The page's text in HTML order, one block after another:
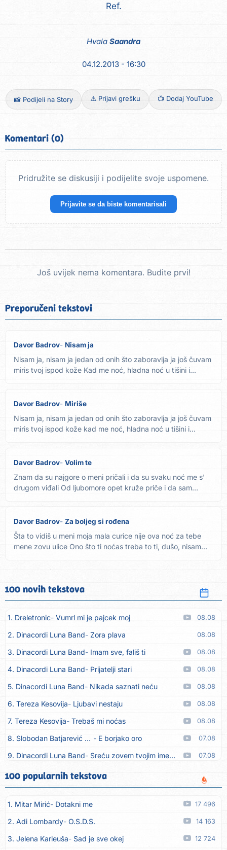
Ref.
Hvala Saandra
04.12.2013 - 16:30
📸 Podijeli na Story ⚠️ Prijavi grešku 📺 Dodaj YouTube
Komentari (0)
Pridružite se diskusiji i podijelite svoje uspomene.
Prijavite se da biste komentarisali
Još uvijek nema komentara. Budite prvi!
Preporučeni tekstovi
Davor Badrov Nisam ja
Nisam ja, nisam ja jedan od onih što zaboravlja ja još čuvam
miris tvoj ispod kože Kad me noć, hladna noć u tišini i...
Davor Badrov Miriše
Nisam ja, nisam ja jedan od onih što zaboravlja ja još čuvam
miris tvoj ispod kože kad me noć, hladna noć u tišini i...
Davor Badrov Volim te
Znam da su najgore o meni pričali i da su svaku noć me s'
drugom viđali Od ljubomore opet kruže priče i da sam
Davor Badrov Za boljeg si rođena
Šta to vidiš u meni moja mala curice nije ova noć za tebe
mene zovu ulice Ono što ti noćas treba to ti, dušo, nisam
100 novih tekstova
1. Dreletronic Vumrl mi je pajcek moj 08.08
2. Dinacordi Luna Band Zora plava 08.08
3. Dinacordi Luna Band Imam sve, fališ ti 08.08
4. Dinacordi Luna Band Prijatelji stari 08.08
5. Dinacordi Luna Band Nikada saznati neću 08.08
6. Tereza Kesovija Ljubavi nestaju 08.08
7. Tereza Kesovija Trebaš mi noćas 08.08
8. Slobodan Batjarević Čobe E borjako oro 07.08
9. Dinacordi Luna Band Sreću zovem tvojim imenom (feat. Kristina Smetko) 07.08
10. Dinacordi Luna Band Tamburaši (feat. Kristina Smetko)
11. Dinacordi Luna Band Tvoja šutnja (feat. Kristina Smetko) 07.08
12. Tamara Brusić Neću kuhat´, neću prat´ 07.08
13. Grupa TNT Rijeka Via Roma, nikad doma 07.08
14. Zaim Imamović Kada moja mladost prođe 07.08
100 popularnih tekstova
1. Mitar Mirić Dotakni me 17 496
2. Adi Lombardy O.S.D.S. 14 163
3. Jelena Karleuša Sad je sve okej 12 724